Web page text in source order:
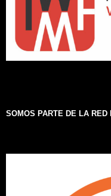
SOMOS PARTE DE LA RED